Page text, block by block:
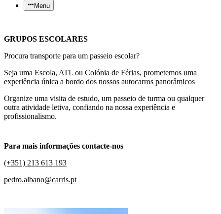
Menu
GRUPOS ESCOLARES
Procura transporte para um passeio escolar?
Seja uma Escola, ATL ou Colónia de Férias, prometemos uma
experiência única a bordo dos nossos autocarros panorâmicos
Organize uma visita de estudo, um passeio de turma ou qualquer
outra atividade letiva, confiando na nossa experiência e
profissionalismo.
Para mais informações contacte-nos
(+351) 213 613 193
pedro.albano@carris.pt